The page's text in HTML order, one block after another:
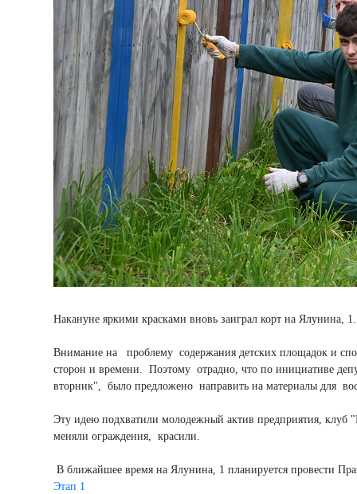
Накануне яркими красками вновь заиграл корт на Ялунина,
Внимание на проблему содержания детских площадок и
сторон и времени. Поэтому отрадно, что по инициативе
вторник", было предложено направить на материалы для
Эту идею подхватили молодежный актив предприятия, клуб
меняли ограждения, красили.
В ближайшее время на Ялунина, 1 планируется провести
Этап 1